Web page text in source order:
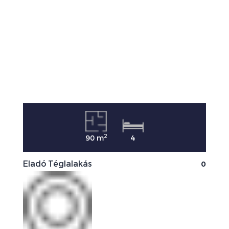
90 m2 4
0
Eladó Téglalakás